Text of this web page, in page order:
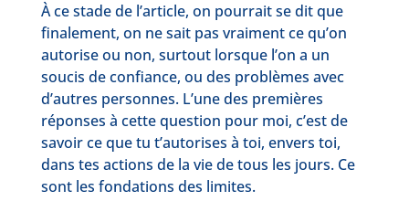
À ce stade de l’article, on pourrait se dit que
finalement, on ne sait pas vraiment ce qu’on
autorise ou non, surtout lorsque l’on a un
soucis de confiance, ou des problèmes avec
d’autres personnes. L’une des premières
réponses à cette question pour moi, c’est de
savoir ce que tu t’autorises à toi, envers toi,
dans tes actions de la vie de tous les jours. Ce
sont les fondations des limites.